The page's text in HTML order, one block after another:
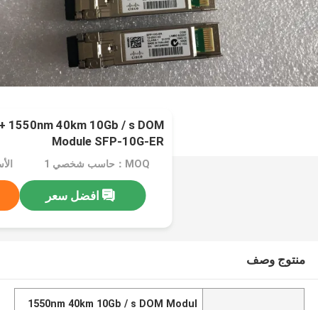
1550nm 40km 10Gb / s DOM
Module SFP-10G-ER
MOQ：حاسب شخصي 1
افضل سعر
منتوج وصف
1550nm 40km 10Gb / s DOM Modul